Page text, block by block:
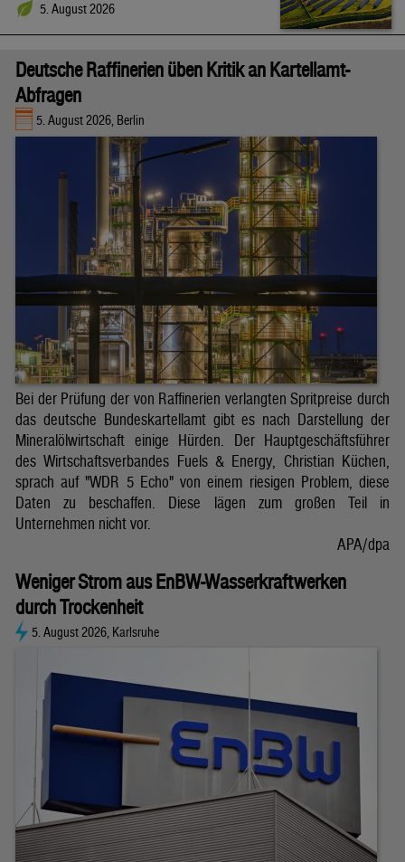
5. August 2026
Deutsche Raffinerien üben Kritik an Kartellamt-
Abfragen
5. August 2026, Berlin
Bei der Prüfung der von Raffinerien verlangten Spritpreise durch
das deutsche Bundeskartellamt gibt es nach Darstellung der
Mineralölwirtschaft einige Hürden. Der Hauptgeschäftsführer
des Wirtschaftsverbandes Fuels & Energy, Christian Küchen,
sprach auf "WDR 5 Echo" von einem riesigen Problem, diese
Daten zu beschaffen. Diese lägen zum großen Teil in
Unternehmen nicht vor.
APA/dpa
Weniger Strom aus EnBW-Wasserkraftwerken
durch Trockenheit
5. August 2026, Karlsruhe